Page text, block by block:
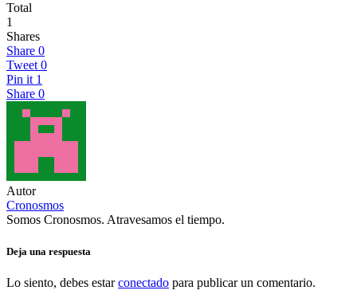
Total
1
Shares
Share 0
Tweet 0
Pin it 1
Share 0
Autor
Cronosmos
Somos Cronosmos. Atravesamos el tiempo.
Deja una respuesta
Lo siento, debes estarconectado para publicar un comentario.